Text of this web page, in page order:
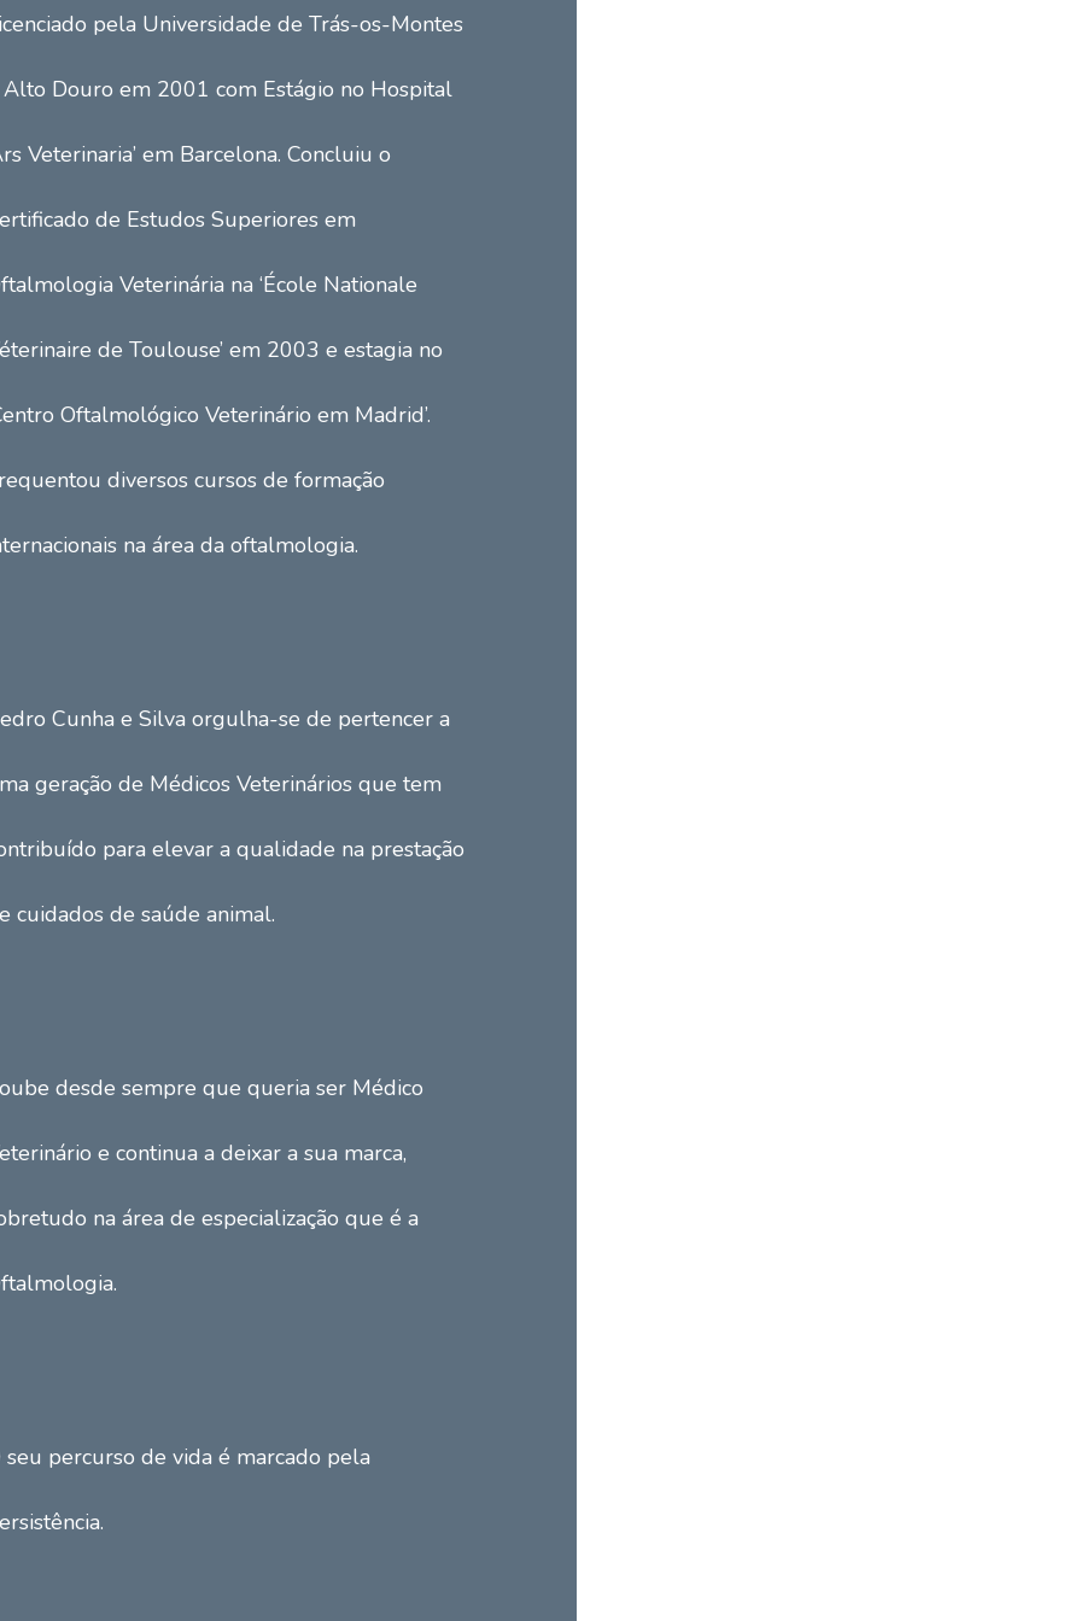
pela Universidade de Trás-os-Montes
Douro em 2001 com Estágio no Hospital
Veterinaria’ em Barcelona. Concluiu o
de Estudos Superiores em
Veterinária na ‘École Nationale
de Toulouse’ em 2003 e estagia no
Oftalmológico Veterinário em Madrid’.
diversos cursos de formação
na área da oftalmologia.
Cunha e Silva orgulha-se de pertencer a
geração de Médicos Veterinários que tem
para elevar a qualidade na prestação
cuidados de saúde animal.
desde sempre que queria ser Médico
e continua a deixar a sua marca,
na área de especialização que é a
seu percurso de vida é marcado pela